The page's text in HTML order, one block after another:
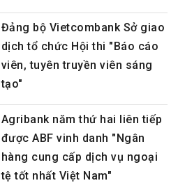
Đảng bộ Vietcombank Sở giao
dịch tổ chức Hội thi "Báo cáo
viên, tuyên truyền viên sáng
tạo"
Agribank năm thứ hai liên tiếp
được ABF vinh danh "Ngân
hàng cung cấp dịch vụ ngoại
tệ tốt nhất Việt Nam"